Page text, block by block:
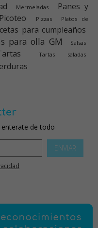
Mermeladas
Panes y
Picoteo Pizzas
Platos de
para cumpleaños
para olla GM
Salsas
Tartas saladas
de todo
ENVIAR